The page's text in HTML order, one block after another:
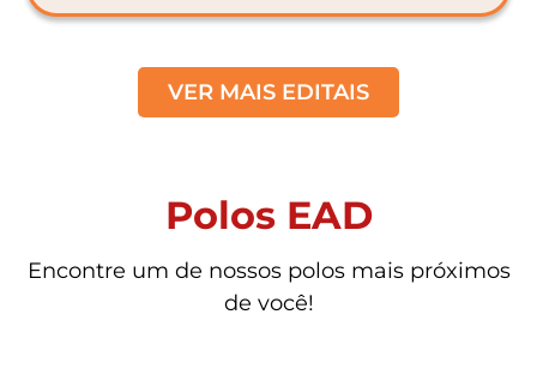
VER MAIS EDITAIS
Polos EAD
Encontre um de nossos polos mais próximos
de você!